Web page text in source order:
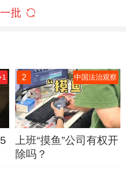
批
2 中国法治观察
上班“摸鱼”公司有权开
除吗？